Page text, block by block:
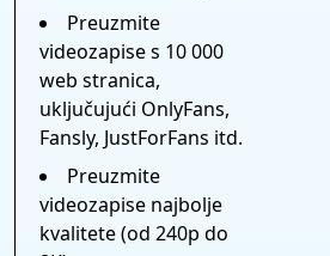
Preuzmite
videozapise s 10 000
web stranica,
uključujući OnlyFans,
Fansly, JustForFans itd.
Preuzmite
videozapise najbolje
kvalitete (od 240p do